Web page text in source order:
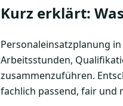
Kurz erklärt:
Personaleinsatzplanung
Arbeitsstunden,
zusammenzuführen.
fachlich passend, fair und